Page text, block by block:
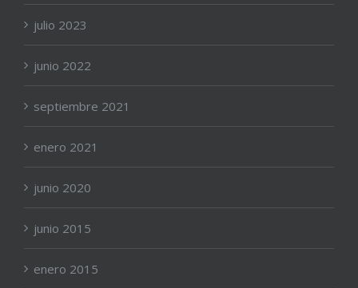
julio 2023
junio 2022
septiembre 2021
enero 2021
junio 2020
junio 2015
enero 2015